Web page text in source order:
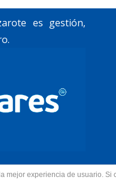
es gestión,
Popular de
mejor experiencia de usuario.